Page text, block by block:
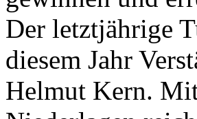
Der letztjährige
diesem Jahr
Helmut Kern.